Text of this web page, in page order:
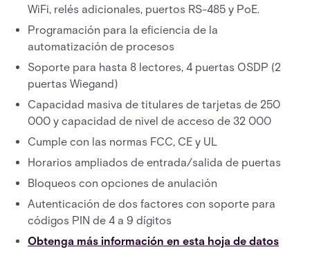
WiFi, relés adicionales, puertos RS-485 y PoE.
Programación para la eficiencia de la
automatización de procesos
Soporte para hasta 8 lectores, 4 puertas OSDP (2
puertas Wiegand)
Capacidad masiva de titulares de tarjetas de 250
000 y capacidad de nivel de acceso de 32 000
Cumple con las normas FCC, CE y UL
Horarios ampliados de entrada/salida de puertas
Bloqueos con opciones de anulación
Autenticación de dos factores con soporte para
códigos PIN de 4 a 9 dígitos
Obtenga más información en esta hoja de datos